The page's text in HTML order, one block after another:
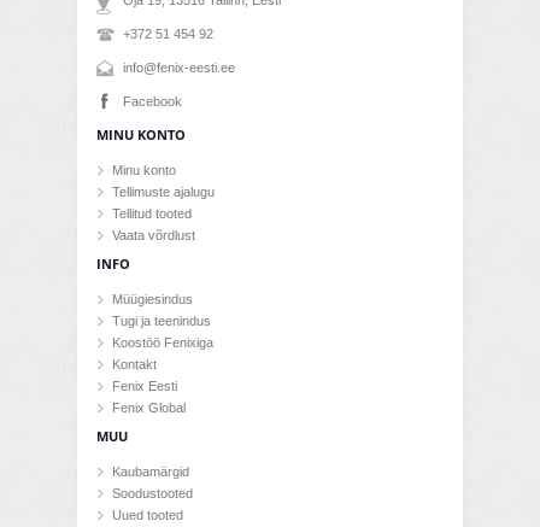
+372 51 454 92
info@fenix-eesti.ee
Facebook
MINU KONTO
Minu konto
Tellimuste ajalugu
Tellitud tooted
Vaata võrdlust
INFO
Müügiesindus
Tugi ja teenindus
Koostöö Fenixiga
Kontakt
Fenix Eesti
Fenix Global
MUU
Kaubamärgid
Soodustooted
Uued tooted